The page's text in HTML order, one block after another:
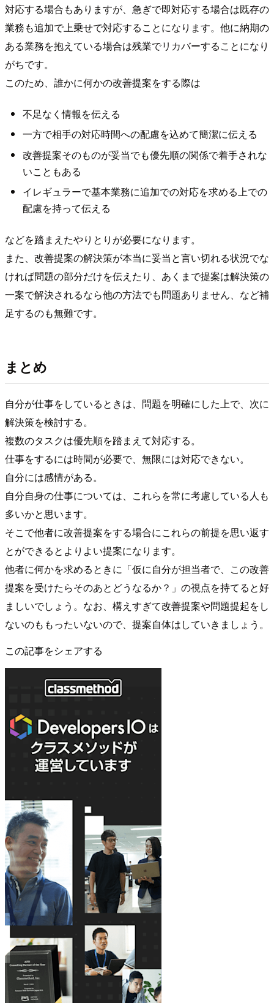
対応する場合もありますが、急ぎで即対応する場合は既存の
業務も追加で上乗せで対応することになります。他に納期の
ある業務を抱えている場合は残業でリカバーすることになり
がちです。
このため、誰かに何かの改善提案をする際は
不足なく情報を伝える
一方で相手の対応時間への配慮を込めて簡潔に伝える
改善提案そのものが妥当でも優先順の関係で着手されな
いこともある
イレギュラーで基本業務に追加での対応を求める上での
配慮を持って伝える
などを踏まえたやりとりが必要になります。
また、改善提案の解決策が本当に妥当と言い切れる状況でな
ければ問題の部分だけを伝えたり、あくまで提案は解決策の
一案で解決されるなら他の方法でも問題ありません、など補
足するのも無難です。
まとめ
自分が仕事をしているときは、問題を明確にした上で、次に
解決策を検討する。
複数のタスクは優先順を踏まえて対応する。
仕事をするには時間が必要で、無限には対応できない。
自分には感情がある。
自分自身の仕事については、これらを常に考慮している人も
多いかと思います。
そこで他者に改善提案をする場合にこれらの前提を思い返す
とができるとよりよい提案になります。
他者に何かを求めるときに「仮に自分が担当者で、この改善
提案を受けたらそのあとどうなるか？」の視点を持てると好
ましいでしょう。なお、構えすぎて改善提案や問題提起をし
ないのももったいないので、提案自体はしていきましょう。
この記事をシェアする